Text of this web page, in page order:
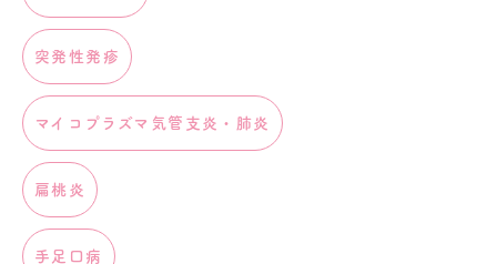
突発性発疹
マイコプラズマ気管支炎・肺炎
扁桃炎
手足口病